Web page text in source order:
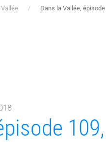
Dans la Vallée,